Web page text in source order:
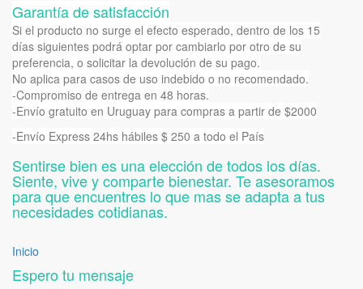
Garantía de satisfacción
Si el producto no surge el efecto esperado, dentro de los 15
días siguientes podrá optar por cambiarlo por otro de su
preferencia, o solicitar la devolución de su pago.
No aplica para casos de uso indebido o no recomendado.
-Compromiso de entrega en 48 horas.
-Envío gratuito en Uruguay para compras a partir de $2000
-Envío Express 24hs hábiles $ 250 a todo el País
Sentirse bien es una elección de todos los días.
Siente, vive y comparte bienestar. Te asesoramos
para que encuentres lo que mas se adapta a tus
necesidades cotidianas.
Inicio
Espero tu mensaje